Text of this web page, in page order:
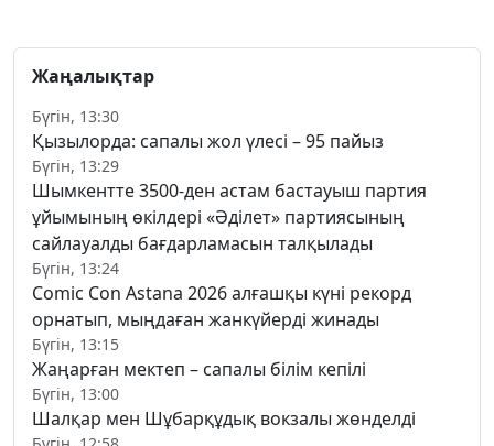
Жаңалықтар
Бүгін, 13:30
Қызылорда: сапалы жол үлесі – 95 пайыз
Бүгін, 13:29
Шымкентте 3500-ден астам бастауыш партия
ұйымының өкілдері «Әділет» партиясының
сайлауалды бағдарламасын талқылады
Бүгін, 13:24
Comic Con Astana 2026 алғашқы күні рекорд
орнатып, мыңдаған жанкүйерді жинады
Бүгін, 13:15
Жаңарған мектеп – сапалы білім кепілі
Бүгін, 13:00
Шалқар мен Шұбарқұдық вокзалы жөнделді